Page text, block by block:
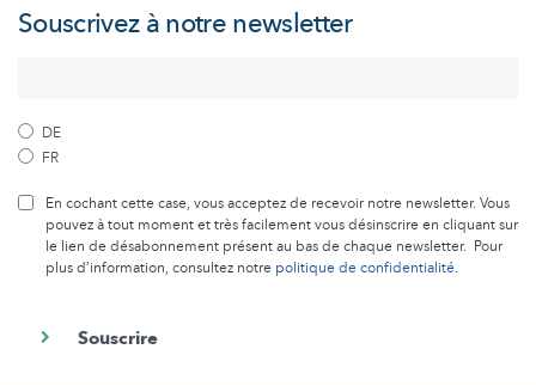
Souscrivez à notre newsletter
DE
FR
En cochant cette case, vous acceptez de recevoir notre newsletter. Vous
pouvez à tout moment et très facilement vous désinscrire en cliquant sur
le lien de désabonnement présent au bas de chaque newsletter. Pour
plus d’information, consultez notre politique de confidentialité.